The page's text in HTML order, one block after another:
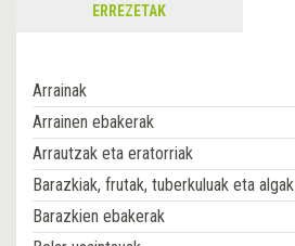
ERREZETAK
Arrainak
Arrainen ebakerak
Arrautzak eta eratorriak
Barazkiak, frutak, tuberkuluak eta algak
Barazkien ebakerak